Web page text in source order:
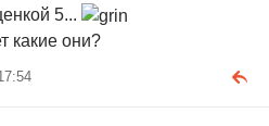
5...
какие они?